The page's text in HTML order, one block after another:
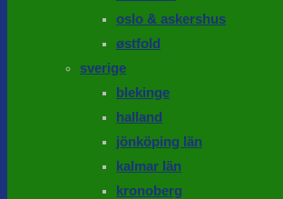
oslo & askershus
østfold
sverige
blekinge
halland
jönköping län
kalmar län
kronoberg